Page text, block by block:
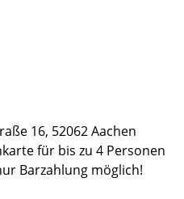
16, 52062 Aachen
für bis zu 4 Personen
Barzahlung möglich!